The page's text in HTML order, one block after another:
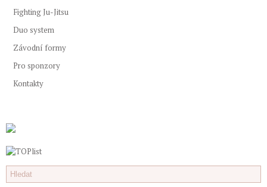
Fighting Ju-Jitsu
Duo system
Závodní formy
Pro sponzory
Kontakty